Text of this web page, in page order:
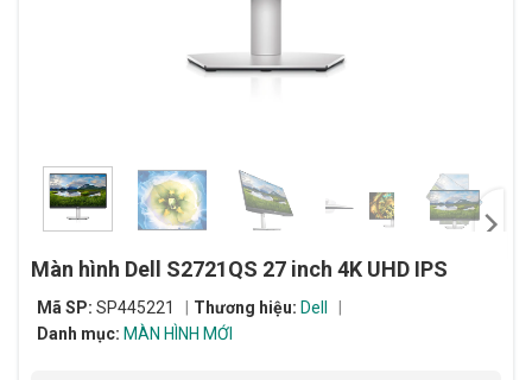
Màn hình Dell S2721QS 27 inch 4K UHD IPS
Mã SP: SP445221 Thương hiệu: Dell
Danh mục: MÀN HÌNH MỚI